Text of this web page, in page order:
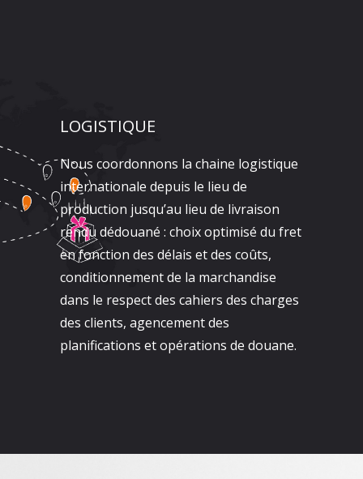
LOGISTIQUE
Nous coordonnons la chaine logistique
internationale depuis le lieu de
production jusqu’au lieu de livraison
rendu dédouané : choix optimisé du fret
en fonction des délais et des coûts,
conditionnement de la marchandise
dans le respect des cahiers des charges
des clients, agencement des
planifications et opérations de douane.